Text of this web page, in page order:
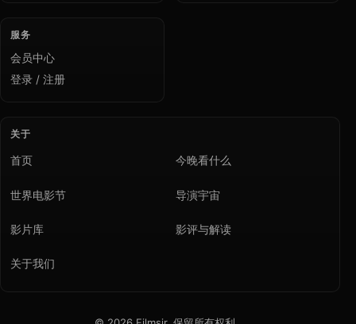
服务
会员中心
登录 / 注册
关于
首页 今晚看什么
世界电影节 导演宇宙
影片库 影评与解读
关于我们